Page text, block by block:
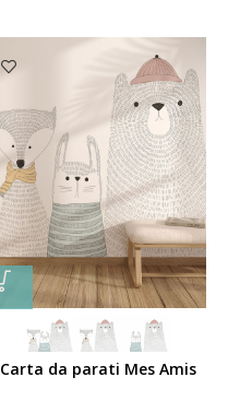
Carta da parati Mes Amis